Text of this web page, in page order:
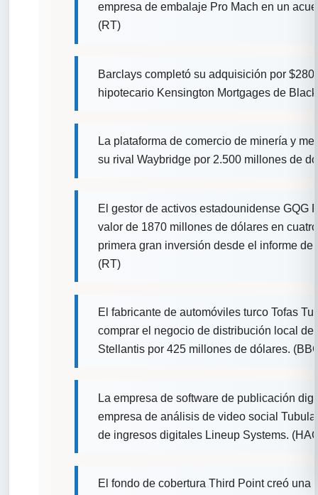
empresa de embalaje Pro Mach en un
(RT)
Barclays completó su adquisición por
hipotecario Kensington Mortgages de
La plataforma de comercio de minería y
su rival Waybridge por 2.500 millones de
El gestor de activos estadounidense GQG
valor de 1870 millones de dólares en
primera gran inversión desde el informe
(RT)
El fabricante de automóviles turco Tofas
comprar el negocio de distribución local
Stellantis por 425 millones de dólares.
La empresa de software de publicación
empresa de análisis de video social
de ingresos digitales Lineup Systems.
El fondo de cobertura Third Point creó una